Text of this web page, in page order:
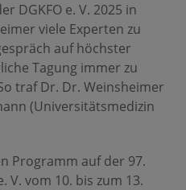
DGKFO e. V. 2025 in
viele Experten zu
auf höchster
Tagung immer zu
traf Dr. Dr. Weinsheimer
(Universitätsmedizin
Programm auf der 97.
V. vom 10. bis zum 13.